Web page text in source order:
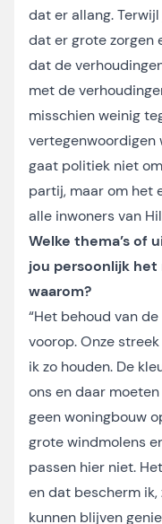
dat er allang.
dat er grote zorgen
dat de
met de
misschien weinig
vertegenwoordigen
gaat politiek niet
partij, maar om het
alle inwoners van
Welke thema’s of
jou persoonlijk
waarom?
“Het behoud van
voorop. Onze
ik zo houden. De
ons en daar
geen woningbouw
grote windmolens
passen hier niet.
en dat bescherm
kunnen blijven